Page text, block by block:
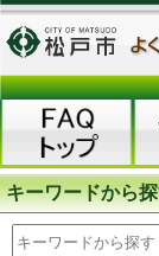
キーワードから